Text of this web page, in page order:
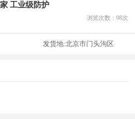
工业级防护
浏览次数： 98次
发货地:北京市门头沟区